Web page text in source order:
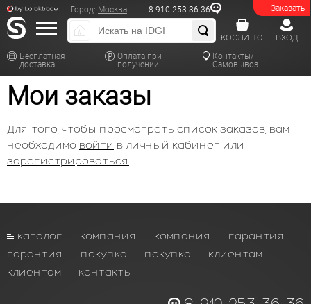
Заказать
Город: Москва 8-910-253-36-36
Бесплатная
доставка
Оплата при
получении
Контакты/
Самовывоз
вход
корзина
Мои заказы
Для того, чтобы просмотреть список заказов, вам
необходимо войти в личный кабинет или
зарегистрироваться.
каталог компания компания
гарантия
гарантия
покупка покупка
клиентам
клиентам
контакты